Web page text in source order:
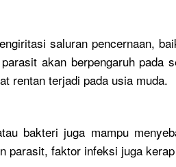
saluran pencernaan,
akan berpengaruh pada
rentan terjadi pada usia muda.
bakteri juga mampu
parasit, faktor infeksi juga